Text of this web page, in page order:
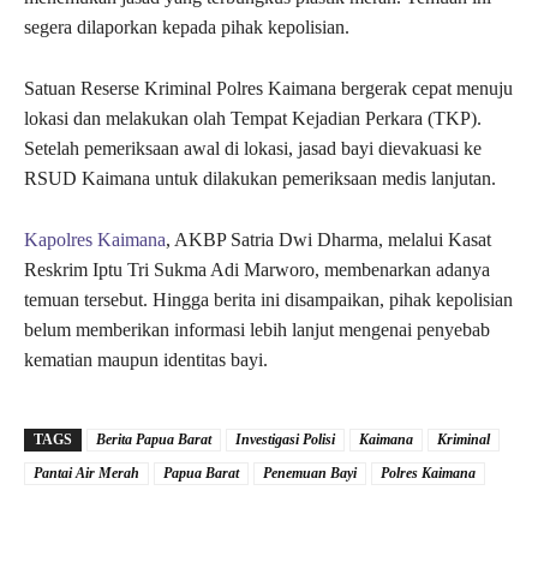
segera dilaporkan kepada pihak kepolisian.
Satuan Reserse Kriminal Polres Kaimana bergerak cepat menuju
lokasi dan melakukan olah Tempat Kejadian Perkara (TKP).
Setelah pemeriksaan awal di lokasi, jasad bayi dievakuasi ke
RSUD Kaimana untuk dilakukan pemeriksaan medis lanjutan.
Kapolres Kaimana, AKBP Satria Dwi Dharma, melalui Kasat
Reskrim Iptu Tri Sukma Adi Marworo, membenarkan adanya
temuan tersebut. Hingga berita ini disampaikan, pihak kepolisian
belum memberikan informasi lebih lanjut mengenai penyebab
kematian maupun identitas bayi.
TAGS Berita Papua Barat Investigasi Polisi Kaimana
Kriminal
Pantai Air Merah
Papua Barat Penemuan Bayi Polres Kaimana